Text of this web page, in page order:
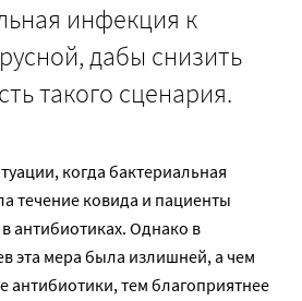
инфекция к
дабы снизить
такого сценария.
когда бактериальная
течение ковида и пациенты
антибиотиках. Однако в
эта мера была излишней, а чем
антибиотики, тем благоприятнее